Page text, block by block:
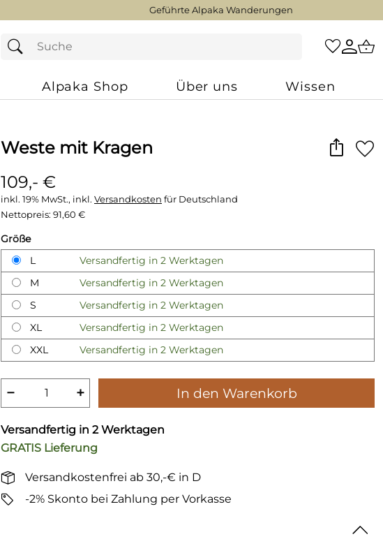
Geführte Alpaka Wanderungen
Alpaka Shop Über uns Wissen
Weste mit Kragen
109,- €
inkl. 19% MwSt., inkl. Versandkosten für Deutschland
Nettopreis: 91,60 €
Größe
L
Versandfertig in 2 Werktagen
M
Versandfertig in 2 Werktagen
S
Versandfertig in 2 Werktagen
XL
Versandfertig in 2 Werktagen
XXL
Versandfertig in 2 Werktagen
− + In den Warenkorb
Versandfertig in 2 Werktagen
GRATIS Lieferung
Versandkostenfrei ab 30,-€ in D
-2% Skonto bei Zahlung per Vorkasse